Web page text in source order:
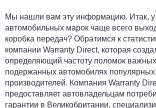
Мы нашли вам эту информацию. Итак, у
автомобильных марок чаще всего
коробка передач? Обратимся к
компании Warranty Direct, которая
определяющий частоту поломок
подержанных автомобилях популярных
производителей. Компания Warranty
предоставляет автовладельцам
гарантии в Великобритании,